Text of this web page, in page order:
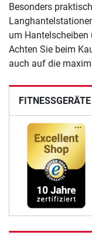
Besonders
um Hantelscheiben
Achten Sie beim
auch auf die